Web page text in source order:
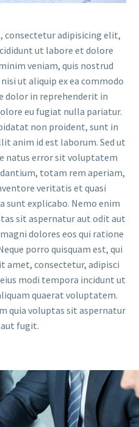
consectetur adipisicing elit,
ut labore et dolore
veniam, quis nostrud
ut aliquip ex ea commodo
dolor in reprehenderit in
eu fugiat nulla pariatur.
non proident, sunt in
anim id est laborum. Sed ut
natus error sit voluptatem
totam rem aperiam,
veritatis et quasi
sunt explicabo. Nemo enim
sit aspernatur aut odit aut
dolores eos qui ratione
porro quisquam est, qui
amet, consectetur, adipisci
modi tempora incidunt ut
quaerat voluptatem.
quia voluptas sit aspernatur
fugit.